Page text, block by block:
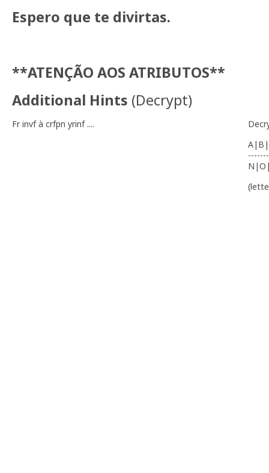
Espero que te divirtas.
**ATENÇÃO AOS ATRIBUTOS**
Additional Hints (Decrypt)
Fr invf à crfpn yrinf ....